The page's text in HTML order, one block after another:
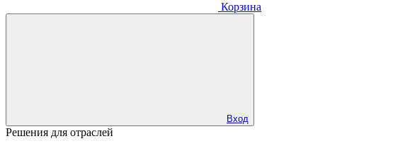
Корзина
Вход
Решения для отраслей